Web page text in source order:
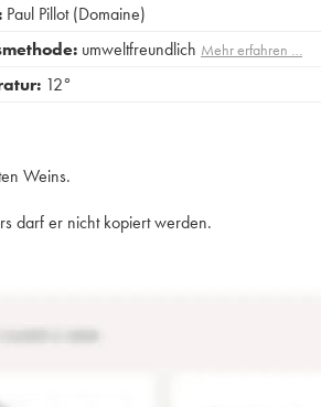
Paul Pillot (Domaine)
umweltfreundlich Mehr erfahren …
12°
Weins.
darf er nicht kopiert werden.